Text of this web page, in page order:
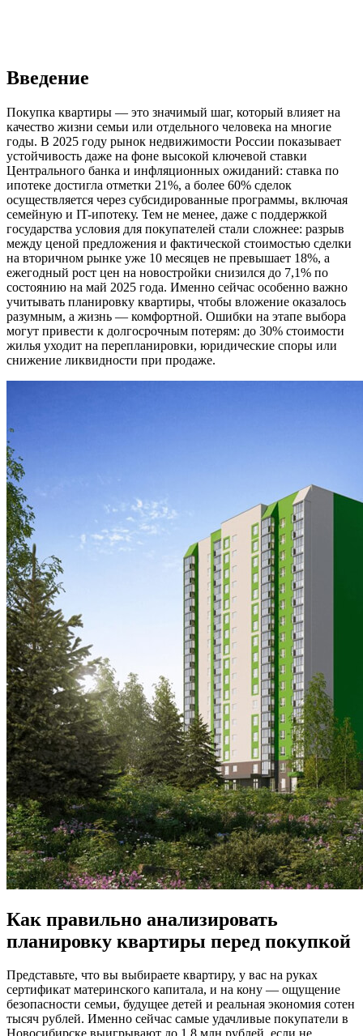
Введение
Покупка квартиры — это значимый шаг, который влияет на
качество жизни семьи или отдельного человека на многие
годы. В 2025 году рынок недвижимости России показывает
устойчивость даже на фоне высокой ключевой ставки
Центрального банка и инфляционных ожиданий: ставка по
ипотеке достигла отметки 21%, а более 60% сделок
осуществляется через субсидированные программы, включая
семейную и IT-ипотеку. Тем не менее, даже с поддержкой
государства условия для покупателей стали сложнее: разрыв
между ценой предложения и фактической стоимостью сделки
на вторичном рынке уже 10 месяцев не превышает 18%, а
ежегодный рост цен на новостройки снизился до 7,1% по
состоянию на май 2025 года. Именно сейчас особенно важно
учитывать планировку квартиры, чтобы вложение оказалось
разумным, а жизнь — комфортной. Ошибки на этапе выбора
могут привести к долгосрочным потерям: до 30% стоимости
жилья уходит на перепланировки, юридические споры или
снижение ликвидности при продаже.
Как правильно анализировать
планировку квартиры перед покупкой
Представьте, что вы выбираете квартиру, у вас на руках
сертификат материнского капитала, и на кону — ощущение
безопасности семьи, будущее детей и реальная экономия сотен
тысяч рублей. Именно сейчас самые удачливые покупатели в